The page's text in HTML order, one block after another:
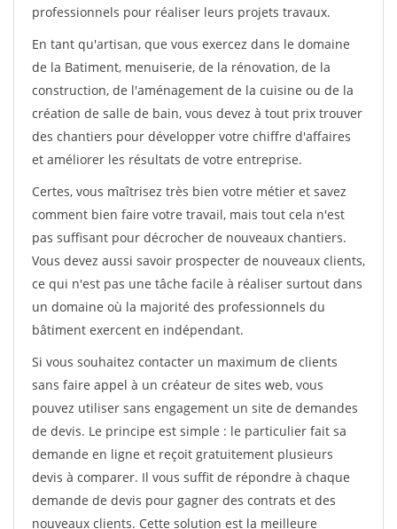
professionnels pour réaliser leurs projets travaux.
En tant qu'artisan, que vous exercez dans le domaine
de la Batiment, menuiserie, de la rénovation, de la
construction, de l'aménagement de la cuisine ou de la
création de salle de bain, vous devez à tout prix trouver
des chantiers pour développer votre chiffre d'affaires
et améliorer les résultats de votre entreprise.
Certes, vous maîtrisez très bien votre métier et savez
comment bien faire votre travail, mais tout cela n'est
pas suffisant pour décrocher de nouveaux chantiers.
Vous devez aussi savoir prospecter de nouveaux clients,
ce qui n'est pas une tâche facile à réaliser surtout dans
un domaine où la majorité des professionnels du
bâtiment exercent en indépendant.
Si vous souhaitez contacter un maximum de clients
sans faire appel à un créateur de sites web, vous
pouvez utiliser sans engagement un site de demandes
de devis. Le principe est simple : le particulier fait sa
demande en ligne et reçoit gratuitement plusieurs
devis à comparer. Il vous suffit de répondre à chaque
demande de devis pour gagner des contrats et des
nouveaux clients. Cette solution est la meilleure